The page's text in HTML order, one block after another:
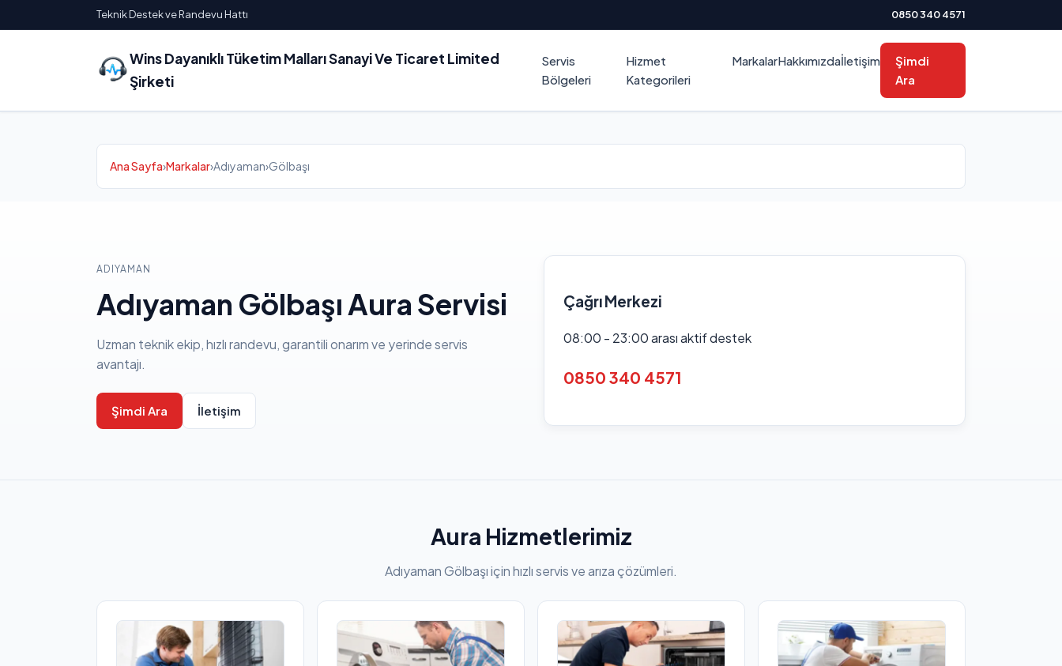
Teknik Destek ve Randevu Hattı 0850 340 4571
Wins Dayanıklı Tüketim Malları Sanayi Ve Ticaret Limited
Şirketi
Servis
Bölgeleri
Hizmet
Kategorileri
MarkalarHakkımızdaİletişim
Şimdi
Ara
Ana Sayfa›Markalar›Adıyaman›Gölbaşı
ADIYAMAN
Adıyaman Gölbaşı Aura Servisi
Uzman teknik ekip, hızlı randevu, garantili onarım ve yerinde servis
avantajı.
Şimdi Ara İletişim
Çağrı Merkezi
08:00 - 23:00 arası aktif destek
0850 340 4571
Aura Hizmetlerimiz
Adıyaman Gölbaşı için hızlı servis ve arıza çözümleri.